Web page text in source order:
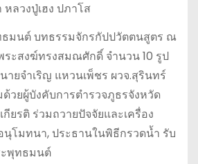
ลวงปู่เฮง ปภาโส
มนต์ บทธรรมจักรกัปปวัตตนสูตร ณ
ะสงฆ์ทรงสมณศักดิ์ จำนวน 10 รูป
ยจำเริญ แหวนเพ็ชร ผวจ.สุรินทร์
วยผู้บังคับการตำรวจภูธรจังหวัด
ยรติ ร่วมถวายปัจจัยและเครื่อง
โมทนา, ประธานในพิธีกรวดน้ำ รับ
ะพุทธมนต์